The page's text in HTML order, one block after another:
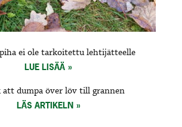
HISTORIA
ALLMÄN
FÖR
ANNONSÖRER
ei ole tarkoitettu lehtijätteelle
LUE LISÄÄ
dumpa över löv till grannen
LÄS ARTIKELN